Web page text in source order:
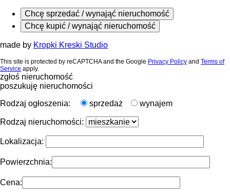
Chcę sprzedać / wynająć nieruchomość
Chcę kupić / wynająć nieruchomość
made by Kropki Kreski Studio
This site is protected by reCAPTCHA and the Google Privacy Policy and Terms of
Service apply.
zgłoś nieruchomość
poszukuję nieruchomości
Rodzaj ogłoszenia:
sprzedaż wynajem
Rodzaj nieruchomości:
Lokalizacja:
Powierzchnia:
Cena: